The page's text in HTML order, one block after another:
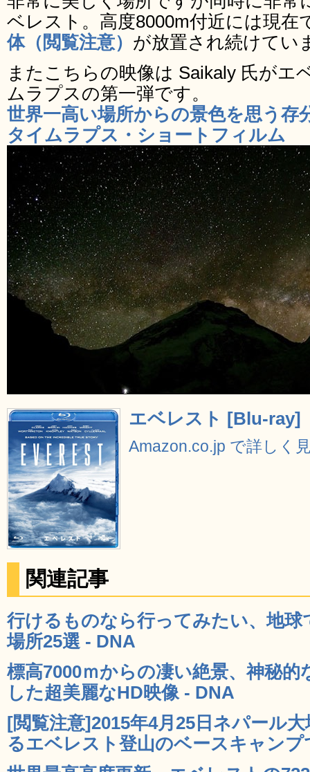
ベレスト。高度8000m付近には現在
体（閲覧注意） が放置され続けてい
またこちらの映像は Saikaly 氏がエ
ムラプスの第一弾です。
世界一高い場所からの景色を思う存
タイムラプス・ショートフィルム
エベレスト [Blu-ray]
Amazon.co.jp で詳しく
関連記事
行けるものなら行ってみたい、地
場所25選 - DNA
標高7000ｍからの凄い絶景、神秘
した超美麗なHD映像 - DNA
[閲覧注意]2015年4月25日ネパール
るエベレスト登山のベースキャン